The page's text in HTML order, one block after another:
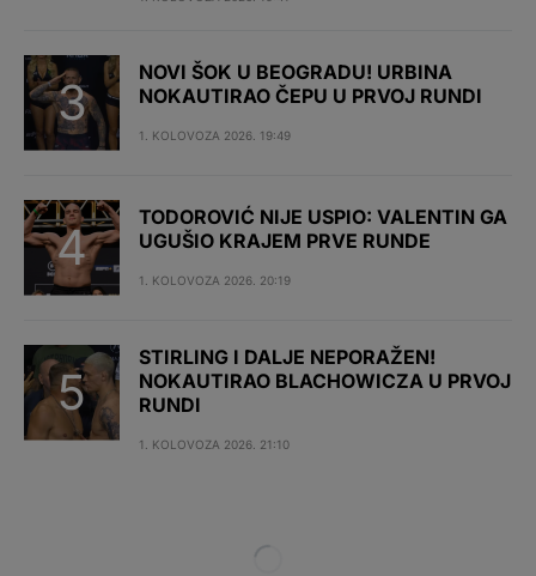
NOVI ŠOK U BEOGRADU! URBINA
NOKAUTIRAO ČEPU U PRVOJ RUNDI
1. KOLOVOZA 2026. 19:49
TODOROVIĆ NIJE USPIO: VALENTIN GA
UGUŠIO KRAJEM PRVE RUNDE
1. KOLOVOZA 2026. 20:19
STIRLING I DALJE NEPORAŽEN!
NOKAUTIRAO BLACHOWICZA U PRVOJ
RUNDI
1. KOLOVOZA 2026. 21:10